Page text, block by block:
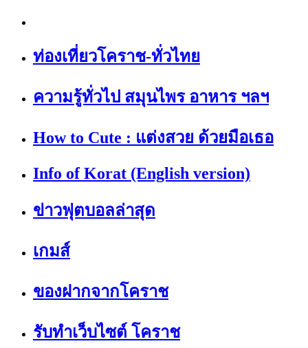
ท่องเที่ยวโคราช-ทั่วไทย
ความรู้ทั่วไป สมุนไพร อาหาร ฯลฯ
How to Cute : แต่งสวย ด้วยมือเธอ
Info of Korat (English version)
ข่าวฟุตบอลล่าสุด
เกมส์
ของฝากจากโคราช
รับทำเว็บไซต์ โคราช